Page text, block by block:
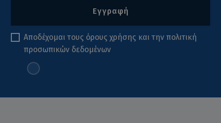
Εγγραφή
Αποδέχομαι τους όρους χρήσης και τηνπολιτική
προσωπικών δεδομένων